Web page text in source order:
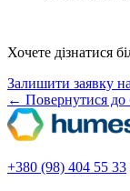
Хочете дізнатися
Залишити заявку
← Повернутися до
+380 (98) 404 55 33